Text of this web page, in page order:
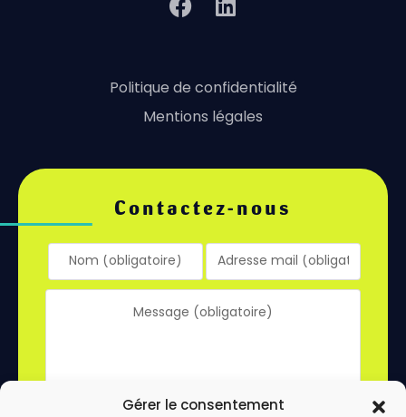
Gérer le consentement
Politique de confidentialité
Mentions légales
Contactez-nous